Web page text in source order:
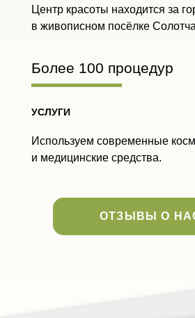
Центр красоты находится за
в живописном посёлке
Более 100 процедур
УСЛУГИ
Используем современные
и медицинские средства.
ОТЗЫВЫ О